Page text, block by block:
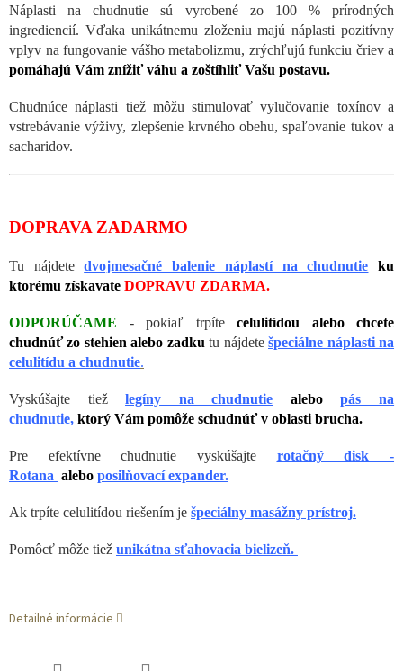
Náplasti na chudnutie sú vyrobené zo 100 % prírodných
ingrediencií. Vďaka unikátnemu zloženiu majú náplasti pozitívny
vplyv na fungovanie vášho metabolizmu, zrýchľujú funkciu čriev a
pomáhajú Vám znížiť váhu a zoštíhliť Vašu postavu.
Chudnúce náplasti tiež môžu stimulovať vylučovanie toxínov a
vstrebávanie výživy, zlepšenie krvného obehu, spaľovanie tukov a
sacharidov.
DOPRAVA ZADARMO
Tu nájdetedvojmesačné balenie náplastí na chudnutie
ku
ktorému získavate DOPRAVU ZDARMA.
ODPORÚČAME - pokiaľ trpíte celulitídou alebo chcete
chudnúť zo stehien alebo zadku tu nájdetešpeciálne náplasti na
celulitídu a chudnutie.
Vyskúšajte tiežlegíny na chudnutie alebo
pás na
chudnutie, ktorý Vám pomôže schudnúť v oblasti brucha.
Pre efektívne chudnutie vyskúšajte rotačný disk -
Rotana alebo posilňovací expander.
Ak trpíte celulitídou riešením je špeciálny masážny prístroj.
Pomôcť môže tiež unikátna sťahovacia bielizeň.
Detailné informácie